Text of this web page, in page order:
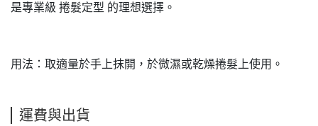
是專業級 捲髮定型 的理想選擇。
用法：取適量於手上抹開，於微濕或乾燥捲髮上使用。
運費與出貨